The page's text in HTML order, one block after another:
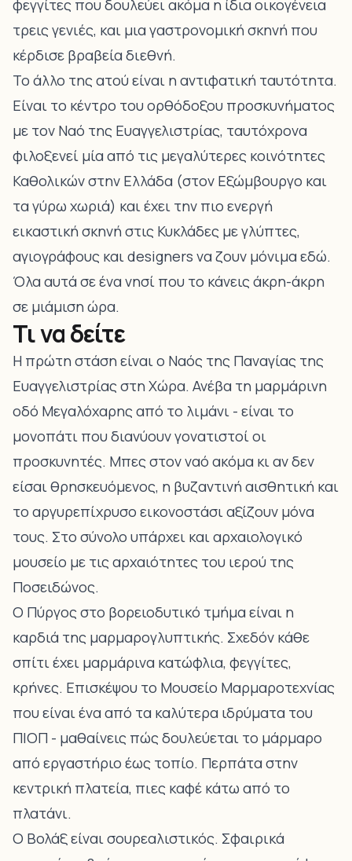
φεγγίτες που δουλεύει ακόμα η ίδια οικογένεια
τρεις γενιές, και μια γαστρονομική σκηνή που
κέρδισε βραβεία διεθνή.
Το άλλο της ατού είναι η αντιφατική ταυτότητα.
Είναι το κέντρο του ορθόδοξου προσκυνήματος
με τον Ναό της Ευαγγελιστρίας, ταυτόχρονα
φιλοξενεί μία από τις μεγαλύτερες κοινότητες
Καθολικών στην Ελλάδα (στον Εξώμβουργο και
τα γύρω χωριά) και έχει την πιο ενεργή
εικαστική σκηνή στις Κυκλάδες με γλύπτες,
αγιογράφους και designers να ζουν μόνιμα εδώ.
Όλα αυτά σε ένα νησί που το κάνεις άκρη-άκρη
σε μιάμιση ώρα.
Τι να δείτε
Η πρώτη στάση είναι ο Ναός της Παναγίας της
Ευαγγελιστρίαςστη Χώρα. Ανέβα τη μαρμάρινη
οδό Μεγαλόχαρης από το λιμάνι - είναι το
μονοπάτι που διανύουν γονατιστοί οι
προσκυνητές. Μπες στον ναό ακόμα κι αν δεν
είσαι θρησκευόμενος, η βυζαντινή αισθητική και
το αργυρεπίχρυσο εικονοστάσι αξίζουν μόνα
τους. Στο σύνολο υπάρχει και αρχαιολογικό
μουσείο με τις αρχαιότητες του ιερού της
Ποσειδώνος.
Ο Πύργοςστο βορειοδυτικό τμήμα είναι η
καρδιά της μαρμαρογλυπτικής. Σχεδόν κάθε
σπίτι έχει μαρμάρινα κατώφλια, φεγγίτες,
κρήνες. Επισκέψου το Μουσείο Μαρμαροτεχνίας
που είναι ένα από τα καλύτερα ιδρύματα του
ΠΙΟΠ - μαθαίνεις πώς δουλεύεται το μάρμαρο
από εργαστήριο έως τοπίο. Περπάτα στην
κεντρική πλατεία, πιες καφέ κάτω από το
πλατάνι.
Ο Βολάξείναι σουρεαλιστικός. Σφαιρικά